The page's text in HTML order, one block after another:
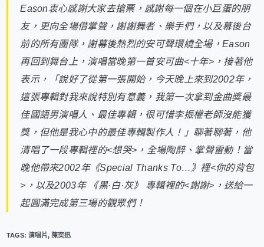
Eason衷心感謝大家去搶票，感謝每一個在小巨蛋的朋
友，更向全場借掌聲，謝謝舞者、樂手們，以及幕後台
前的所有團隊，謝幕後熱烈的安可聲環繞全場，Eason
再回到舞台上，演唱當晚第一首安可曲<十年>，接著他
表示，「說好了從第一張開始，今天晚上來到2002年，
這張專輯對我來說特別有意義，我第一次拿到金曲獎最
佳國語男演唱人、最佳專輯，很可惜李振權老師沒能獲
獎，但他是我心中的最佳專輯製作人！」聊著聊著，他
清唱了一段專輯裡的<想哭>，全場陶醉、掌聲雷動！當
晚他帶來2002年《Special Thanks To…》裡<你的背包
>，以及2003年 《黑·白·灰》 專輯裡的<謝謝>，送給一
起圓滿完成第三場的觀眾們！
TAGS:演唱片, 陳奕迅